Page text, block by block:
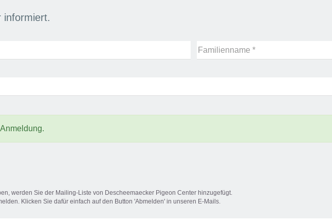
informiert.
Familienname *
werden Sie der Mailing-Liste von Descheemaecker Pigeon Center hinzugefügt.
Klicken Sie dafür einfach auf den Button 'Abmelden' in unseren E-Mails.